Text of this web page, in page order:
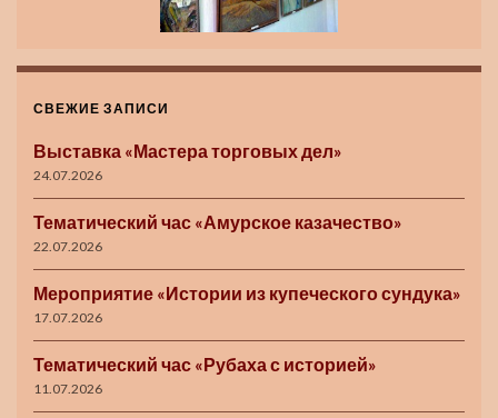
СВЕЖИЕ ЗАПИСИ
Выставка «Мастера торговых дел»
24.07.2026
Тематический час «Амурское казачество»
22.07.2026
Мероприятие «Истории из купеческого сундука»
17.07.2026
Тематический час «Рубаха с историей»
11.07.2026